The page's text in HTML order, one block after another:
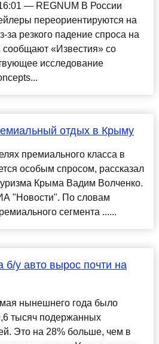
— REGNUM В России
переориентируются на
резкого падение спроса на
сообщают «Известия» со
исследование
отдых в Крыму
премиального класса в
особым спросом, рассказал
Крыма Вадим Волченко.
"Новости". По словам
сегмента ......
б/у авто вырос почти на
нынешнего года было
тысяч подержанных
Это на 28% больше, чем в